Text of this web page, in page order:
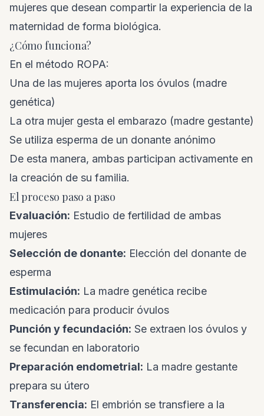
mujeres que desean compartir la experiencia de la
maternidad de forma biológica.
¿Cómo funciona?
En el método ROPA:
Una de las mujeres aporta los óvulos (madre
genética)
La otra mujer gesta el embarazo (madre gestante)
Se utiliza esperma de un donante anónimo
De esta manera, ambas participan activamente en
la creación de su familia.
El proceso paso a paso
Evaluación: Estudio de fertilidad de ambas
mujeres
Selección de donante: Elección del donante de
esperma
Estimulación: La madre genética recibe
medicación para producir óvulos
Punción y fecundación: Se extraen los óvulos y
se fecundan en laboratorio
Preparación endometrial: La madre gestante
prepara su útero
Transferencia: El embrión se transfiere a la